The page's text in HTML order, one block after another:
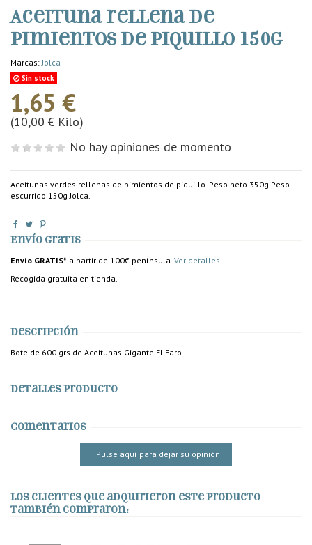
Aceituna rellena de
pimientos de piquillo 150g
Marcas: Jolca
Sin stock
1,65 €
(10,00 € Kilo)
No hay opiniones de momento
Aceitunas verdes rellenas de pimientos de piquillo. Peso neto 350g Peso
escurrido 150g Jolca.
Envío gratis
Envío GRATIS* a partir de 100€ península. Ver detalles
Recogida gratuita en tienda.
Descripción
Bote de 600 grs de Aceitunas Gigante El Faro
Detalles producto
Comentarios
Pulse aquí para dejar su opinión
Los clientes que adquirieron este producto
también compraron: